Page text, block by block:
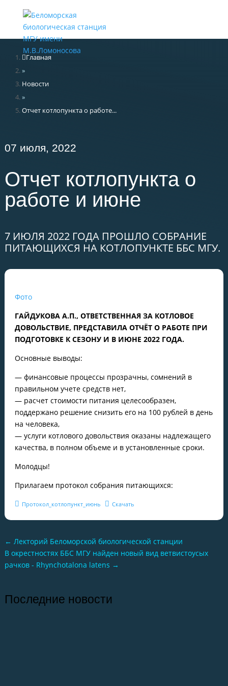
Главная
»
Новости
»
Отчет котлопункта о работе...
07 июля, 2022
Отчет котлопункта о
работе и июне
7 ИЮЛЯ 2022 ГОДА ПРОШЛО СОБРАНИЕ
ПИТАЮЩИХСЯ НА КОТЛОПУНКТЕ ББС МГУ.
Фото
ГАЙДУКОВА А.П., ОТВЕТСТВЕННАЯ ЗА КОТЛОВОЕ
ДОВОЛЬСТВИЕ, ПРЕДСТАВИЛА ОТЧЁТ О РАБОТЕ ПРИ
ПОДГОТОВКЕ К СЕЗОНУ И В ИЮНЕ 2022 ГОДА.
Основные выводы:
— финансовые процессы прозрачны, сомнений в
правильном учете средств нет,
— расчет стоимости питания целесообразен,
поддержано решение снизить его на 100 рублей в день
на человека,
— услуги котлового довольствия оказаны надлежащего
качества, в полном объеме и в установленные сроки.
Молодцы!
Прилагаем протокол собрания питающихся:
Протокол_котлопункт_июнь Скачать
← Лекторий Беломорской биологической станции
В окрестностях ББС МГУ найден новый вид ветвистоусых
рачков - Rhynchotalona latens →
Последние новости